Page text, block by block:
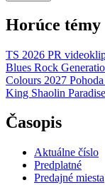
Horúce témy
TS 2026 PR
Blues Rock
Colours 2027 Pohoda
King Shaolin
Časopis
Aktuálne číslo
Predplatné
Predajné miesta